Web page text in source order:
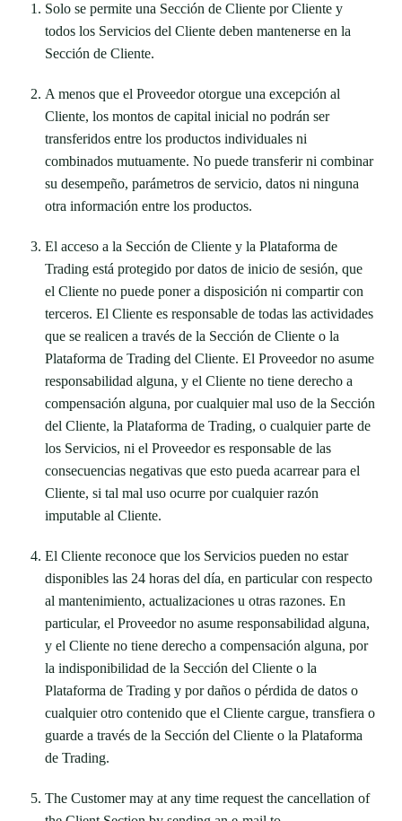
Solo se permite una Sección de Cliente por Cliente y
todos los Servicios del Cliente deben mantenerse en la
Sección de Cliente.
A menos que el Proveedor otorgue una excepción al
Cliente, los montos de capital inicial no podrán ser
transferidos entre los productos individuales ni
combinados mutuamente. No puede transferir ni combinar
su desempeño, parámetros de servicio, datos ni ninguna
otra información entre los productos.
El acceso a la Sección de Cliente y la Plataforma de
Trading está protegido por datos de inicio de sesión, que
el Cliente no puede poner a disposición ni compartir con
terceros. El Cliente es responsable de todas las actividades
que se realicen a través de la Sección de Cliente o la
Plataforma de Trading del Cliente. El Proveedor no asume
responsabilidad alguna, y el Cliente no tiene derecho a
compensación alguna, por cualquier mal uso de la Sección
del Cliente, la Plataforma de Trading, o cualquier parte de
los Servicios, ni el Proveedor es responsable de las
consecuencias negativas que esto pueda acarrear para el
Cliente, si tal mal uso ocurre por cualquier razón
imputable al Cliente.
El Cliente reconoce que los Servicios pueden no estar
disponibles las 24 horas del día, en particular con respecto
al mantenimiento, actualizaciones u otras razones. En
particular, el Proveedor no asume responsabilidad alguna,
y el Cliente no tiene derecho a compensación alguna, por
la indisponibilidad de la Sección del Cliente o la
Plataforma de Trading y por daños o pérdida de datos o
cualquier otro contenido que el Cliente cargue, transfiera o
guarde a través de la Sección del Cliente o la Plataforma
de Trading.
The Customer may at any time request the cancellation of